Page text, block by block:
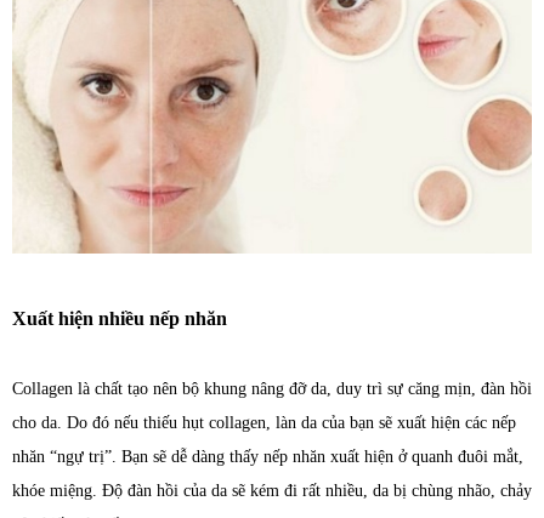
Xuất hiện nhiều nếp nhăn
Collagen là chất tạo nên bộ khung nâng đỡ da, duy trì sự căng mịn, đàn hồi
cho da. Do đó nếu thiếu hụt collagen, làn da của bạn sẽ xuất hiện các nếp
nhăn “ngự trị”. Bạn sẽ dễ dàng thấy nếp nhăn xuất hiện ở quanh đuôi mắt,
khóe miệng. Độ đàn hồi của da sẽ kém đi rất nhiều, da bị chùng nhão, chảy